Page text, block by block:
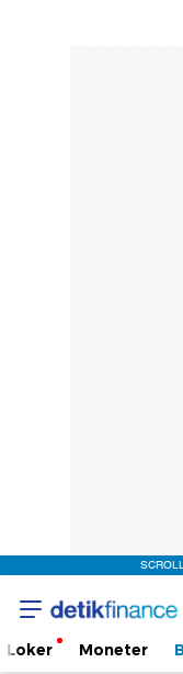
Loker Moneter